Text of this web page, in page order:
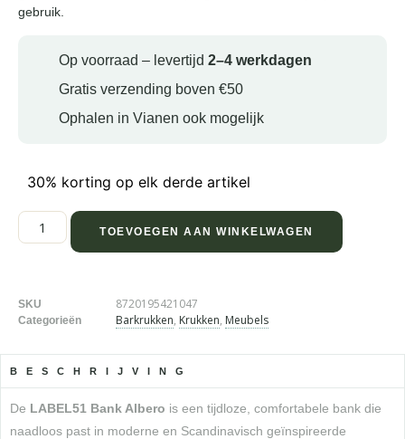
gebruik.
Op voorraad – levertijd 2–4 werkdagen
Gratis verzending boven €50
Ophalen in Vianen ook mogelijk
30% korting op elk derde artikel
TOEVOEGEN AAN WINKELWAGEN
SKU 8720195421047
Categorieën Barkrukken, Krukken, Meubels
BESCHRIJVING
De LABEL51 Bank Albero is een tijdloze, comfortabele bank die
naadloos past in moderne en Scandinavisch geïnspireerde